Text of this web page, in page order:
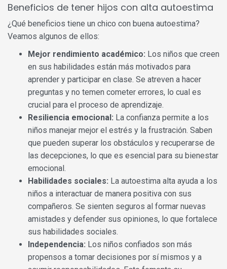
Beneficios de tener hijos con alta autoestima
¿Qué beneficios tiene un chico con buena autoestima?
Veamos algunos de ellos:
Mejor rendimiento académico: Los niños que creen
en sus habilidades están más motivados para
aprender y participar en clase. Se atreven a hacer
preguntas y no temen cometer errores, lo cual es
crucial para el proceso de aprendizaje.
Resiliencia emocional: La confianza permite a los
niños manejar mejor el estrés y la frustración. Saben
que pueden superar los obstáculos y recuperarse de
las decepciones, lo que es esencial para su bienestar
emocional.
Habilidades sociales: La autoestima alta ayuda a los
niños a interactuar de manera positiva con sus
compañeros. Se sienten seguros al formar nuevas
amistades y defender sus opiniones, lo que fortalece
sus habilidades sociales.
Independencia: Los niños confiados son más
propensos a tomar decisiones por sí mismos y a